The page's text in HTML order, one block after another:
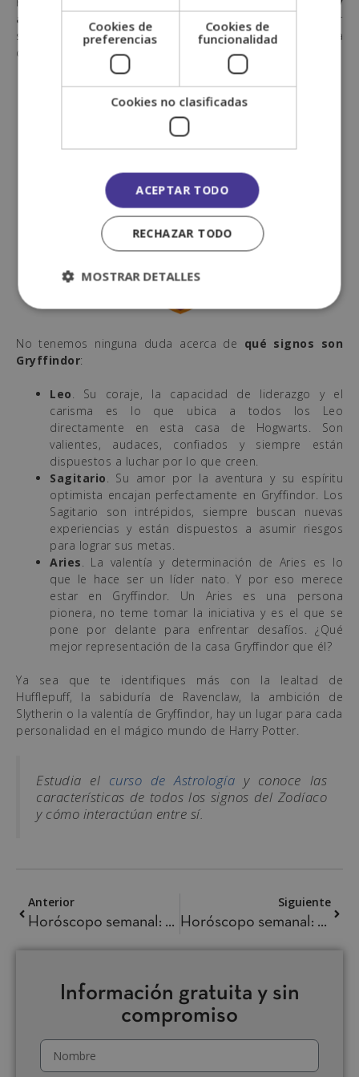
audaces
. Los miembros de Gryffindor son conocidos por
su coraje, su espíritu aventurero y su disposición para
defender lo que es correcto, bajo cualquier circunstancia.
No tenemos ninguna duda acerca de qué signos son
Gryffindor:
Leo. Su coraje, la capacidad de liderazgo y el
carisma es lo que ubica a todos los Leo
directamente en esta casa de Hogwarts. Son
valientes, audaces, confiados y siempre están
dispuestos a luchar por lo que creen.
Sagitario. Su amor por la aventura y su espíritu
optimista encajan perfectamente en Gryffindor. Los
Sagitario son intrépidos, siempre buscan nuevas
experiencias y están dispuestos a asumir riesgos
para lograr sus metas.
Aries. La valentía y determinación de Aries es lo
que le hace ser un líder nato. Y por eso merece
estar en Gryffindor. Un Aries es una persona
pionera, no teme tomar la iniciativa y es el que se
pone por delante para enfrentar desafíos. ¿Qué
mejor representación de la casa Gryffindor que él?
Ya sea que te identifiques más con la lealtad de
Hufflepuff, la sabiduría de Ravenclaw, la ambición de
Slytherin o la valentía de Gryffindor, hay un lugar para cada
personalidad en el mágico mundo de Harry Potter.
Estudia el curso de Astrología y conoce las
características de todos los signos del Zodíaco
y cómo interactúan entre sí.
Anterior
Horóscopo semanal: 8 al 14 de julio de 2024
Siguiente
Horóscopo semanal: 15 al 21 de julio 2024
Información gratuita y sin
compromiso
Cookies de
preferencias
Cookies de
funcionalidad
Cookies no clasificadas
ACEPTAR TODO
RECHAZAR TODO
MOSTRAR DETALLES